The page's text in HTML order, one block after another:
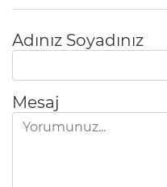
Adınız Soyadınız
Mesaj